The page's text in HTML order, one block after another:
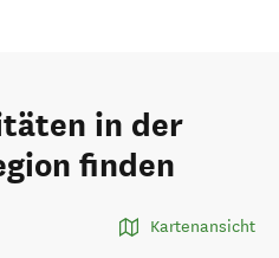
in der
finden
Kartenansicht